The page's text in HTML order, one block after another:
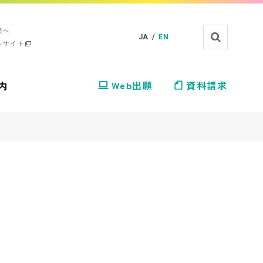
イト
JA / EN
Web出願 資料請求